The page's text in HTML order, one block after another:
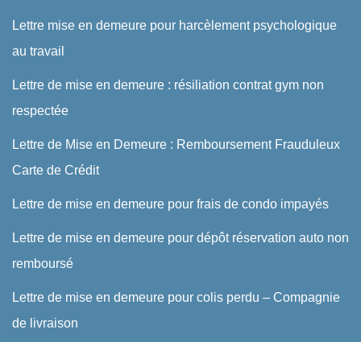
Lettre mise en demeure pour harcèlement psychologique
au travail
Lettre de mise en demeure : résiliation contrat gym non
respectée
Lettre de Mise en Demeure : Remboursement Frauduleux
Carte de Crédit
Lettre de mise en demeure pour frais de condo impayés
Lettre de mise en demeure pour dépôt réservation auto non
remboursé
Lettre de mise en demeure pour colis perdu – Compagnie
de livraison